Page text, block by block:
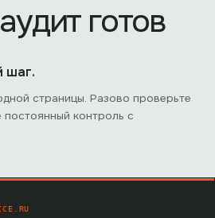
готов
шаг.
страницы. Разово проверьте
постоянный контроль с